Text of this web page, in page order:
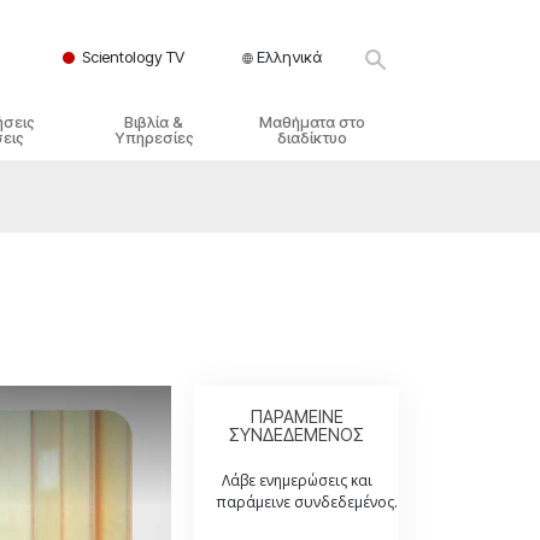
Scientology TV Ελληνικά
Βιβλία &
Υπηρεσίες
Μαθήματα στο
διαδίκτυο
Βοηθήματα για Ασθένειες και
ΠΑΡΑΜΕΙΝΕ
ΣΥΝΔΕΔΕΜΕΝΟΣ
Λάβε ενημερώσεις και
παράμεινε συνδεδεμένος.